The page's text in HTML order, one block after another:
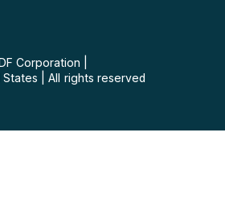
Corporation
States
All rights reserved